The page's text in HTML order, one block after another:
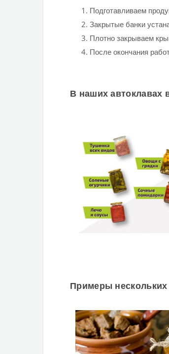
Подготавливаем
Закрытые банки
Плотно закрываем
После окончания
В наших автоклавах
Примеры